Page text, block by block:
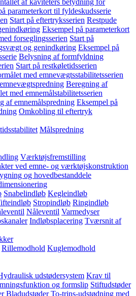
af kaviteters betydning for
parameterkort til fyldeskudsserie
Start på eftertryksserien Restpude
Eksempel på parameterkort
forseglingsserien Start på
og genindkøring Eksempel på
Belysning af formfyldning
Start på restkøletidsserien
med emnevægtsstabilitetsserien
Beregning af
med emnemålstabilitetsserien
af emnemålspredning Eksempel på
Omkobling til eftertryk
Målspredning
Værktøjsfremstilling
ved emne- og værktøjskonstruktion
og hovedbestanddele
Snabelindløb Kegleindløb
Stropindløb Ringindløb
Nåleventil Varmedyser
Indløbsplacering Tværsnit af
Rillemodhold Kuglemodhold
udstødersystem Krav til
og formslip Stiftudstøder
Bladudstøder To-trins-udstødning med